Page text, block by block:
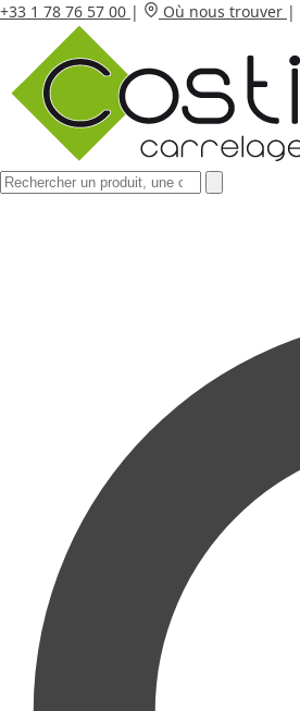
+33 1 78 76 57 00 | Où nous trouver |